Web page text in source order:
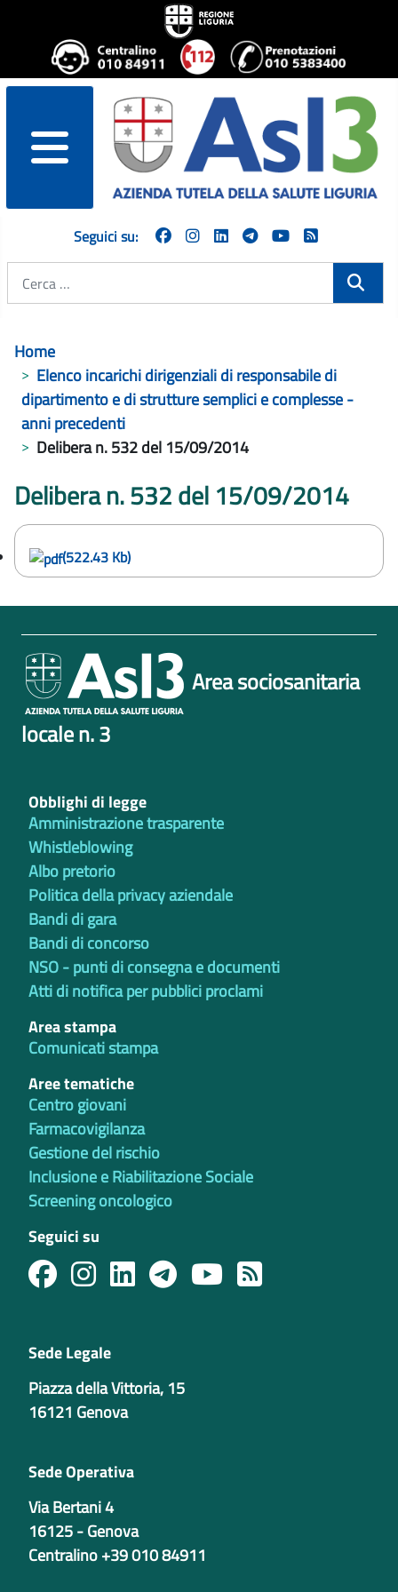
menu
Seguici su:
Home
Elenco incarichi dirigenziali di responsabile di
dipartimento e di strutture semplici e complesse -
anni precedenti
Delibera n. 532 del 15/09/2014
Delibera n. 532 del 15/09/2014
(522.43 Kb)
Area sociosanitaria
locale n. 3
Obblighi di legge
Amministrazione trasparente
Whistleblowing
Albo pretorio
Politica della privacy aziendale
Bandi di gara
Bandi di concorso
NSO - punti di consegna e documenti
Atti di notifica per pubblici proclami
Area stampa
Comunicati stampa
Aree tematiche
Centro giovani
Farmacovigilanza
Gestione del rischio
Inclusione e Riabilitazione Sociale
Screening oncologico
Seguici su
Sede Legale
Piazza della Vittoria, 15
16121 Genova
Sede Operativa
Via Bertani 4
16125 - Genova
Centralino +39 010 84911